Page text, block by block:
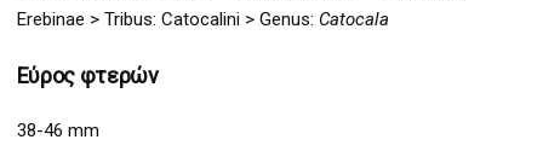
Erebinae >Tribus: Catocalini > Genus: Catocala
Εύρος φτερών
38-46 mm